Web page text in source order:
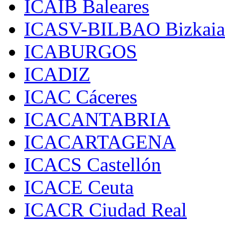
ICAIB Baleares
ICASV-BILBAO Bizkaia
ICABURGOS
ICADIZ
ICAC Cáceres
ICACANTABRIA
ICACARTAGENA
ICACS Castellón
ICACE Ceuta
ICACR Ciudad Real